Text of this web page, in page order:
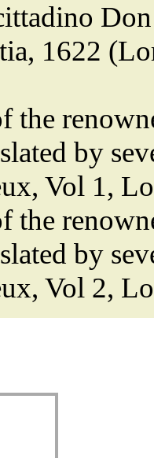
1622
the
by
Vol 1,
the
by
Vol 2,